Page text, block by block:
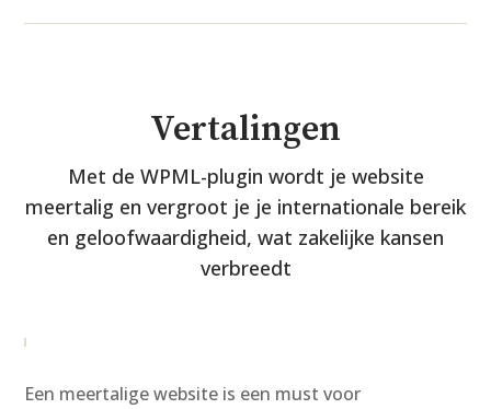
Vertalingen
Met de WPML-plugin wordt je website
meertalig en vergroot je je internationale bereik
en geloofwaardigheid, wat zakelijke kansen
verbreedt
Een meertalige website is een must voor